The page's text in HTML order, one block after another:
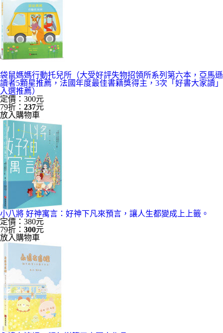
袋鼠媽媽行動托兒所（大受好評失物招領所系列第六本，亞馬遜
讀者5顆星推薦，法國年度最佳書籍獎得主，3次「好書大家讀」
入選推薦）
定價：300元
79折： 237元
放入購物車
小八將 好神寓言：好神下凡來預言，讓人生都變成上上籤。
定價：380元
79折： 300元
放入購物車